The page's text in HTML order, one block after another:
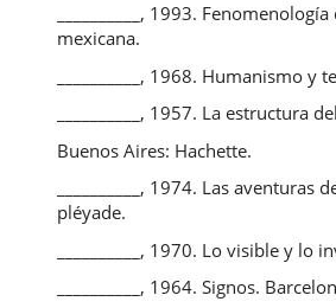
__________, 1993.
mexicana.
__________, 1968. Humanismo
__________, 1957. La estructura
Buenos Aires: Hachette.
__________, 1974. Las
pléyade.
__________, 1970. Lo visible y
__________, 1964. Signos.